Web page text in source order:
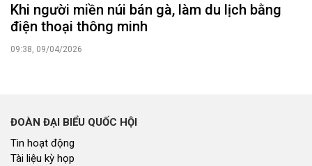
Khi người miền núi bán gà, làm du lịch bằng
điện thoại thông minh
09:38, 09/04/2026
ĐOÀN ĐẠI BIỂU QUỐC HỘI
Tin hoạt động
Tài liệu kỳ họp